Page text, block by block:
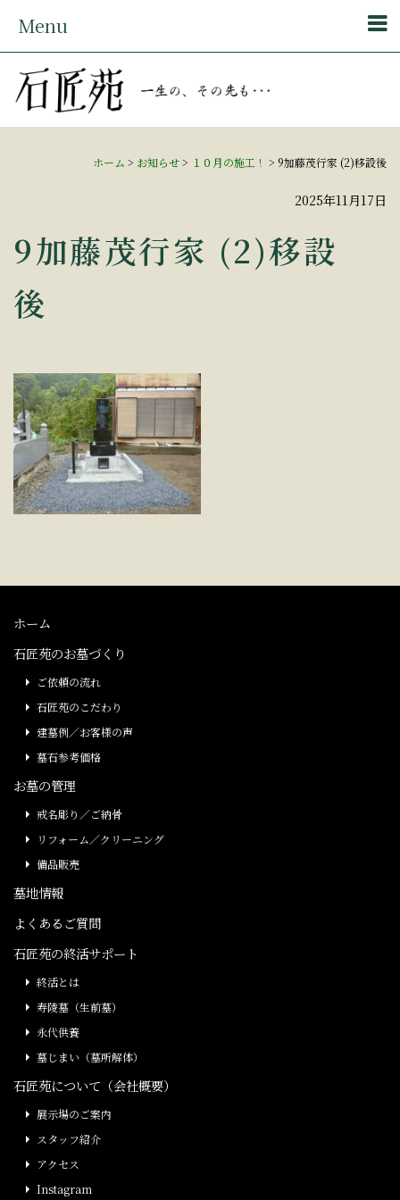
Menu
ホーム > お知らせ> １０月の施工！ > 9加藤茂行家 (2)移設後
2025年11月17日
9加藤茂行家 (2)移設
後
ホーム
石匠苑のお墓づくり
ご依頼の流れ
石匠苑のこだわり
建墓例／お客様の声
墓石参考価格
お墓の管理
戒名彫り／ご納骨
リフォーム／クリーニング
備品販売
墓地情報
よくあるご質問
石匠苑の終活サポート
終活とは
寿陵墓（生前墓）
永代供養
墓じまい（墓所解体）
石匠苑について（会社概要）
展示場のご案内
スタッフ紹介
アクセス
Instagram